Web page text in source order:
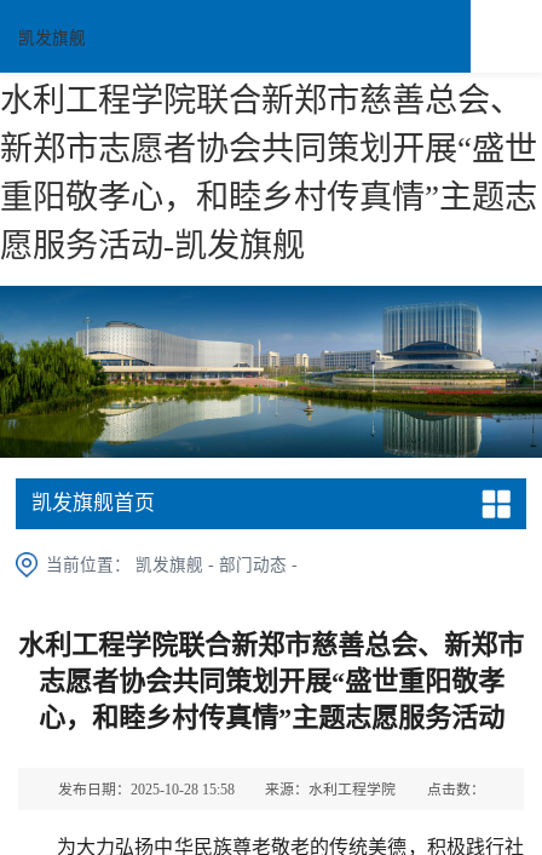
水利工程学院联合新郑市慈善总会、
新郑市志愿者协会共同策划开展“盛世
重阳敬孝心，和睦乡村传真情”主题志
愿服务活动-凯发旗舰
凯发旗舰
凯发旗舰首页
当前位置： 凯发旗舰 -部门动态 -
水利工程学院联合新郑市慈善总会、新郑市
志愿者协会共同策划开展“盛世重阳敬孝
心，和睦乡村传真情”主题志愿服务活动
发布日期：2025-10-28 15:58 来源：水利工程学院 点击数：
为大力弘扬中华民族尊老敬老的传统美德，积极践行社